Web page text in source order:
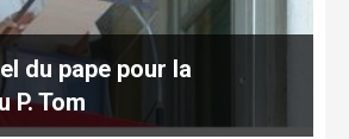
du pape pour la
P. Tom